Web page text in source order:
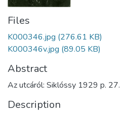
Files
K000346.jpg (276.61 KB)
K000346v.jpg (89.05 KB)
Abstract
Az utcáról: Siklóssy 1929 p. 27.
Description